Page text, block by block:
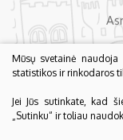
Mūsų svetainė naudoja
statistikos ir rinkodaros
Jei Jūs sutinkate, kad
„Sutinku“ ir toliau